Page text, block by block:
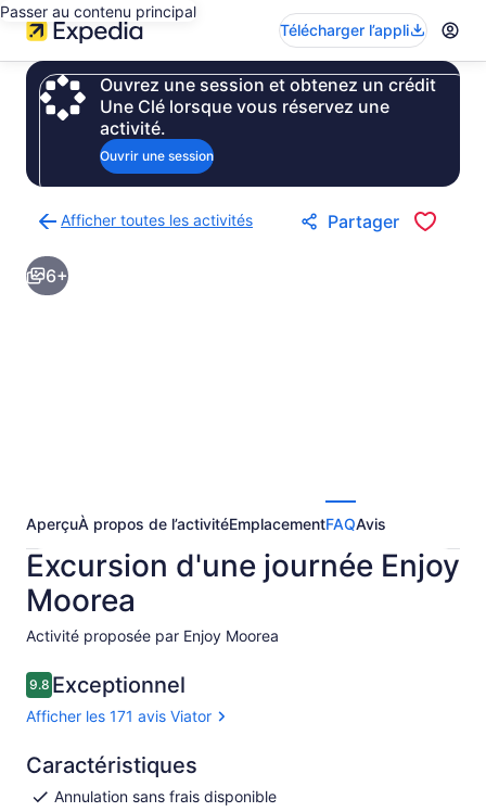
Passer au contenu principal
Télécharger l’appli
Ouvrez une session et obtenez un crédit
Une Clé lorsque vous réservez une
activité.
Ouvrir une session
Afficher toutes les activités
à
la
page
Partager
6+
AperçuÀ propos de l’activitéEmplacementFAQAvis
Excursion d'une journée Enjoy
Moorea
Activité proposée par Enjoy Moorea
9.89.8 sur 10
Exceptionnel
Afficher les 171 avis Viator
Caractéristiques
Annulation sans frais disponible